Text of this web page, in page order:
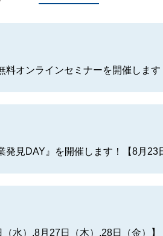
料オンラインセミナーを開催します
見DAY』を開催します！【8月23
（水）,8月27日（木）,28日（金）